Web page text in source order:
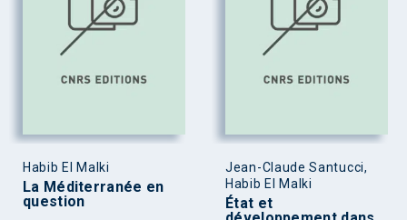
Habib El Malki
La Méditerranée en
question
Jean-Claude Santucci,
Habib El Malki
État et